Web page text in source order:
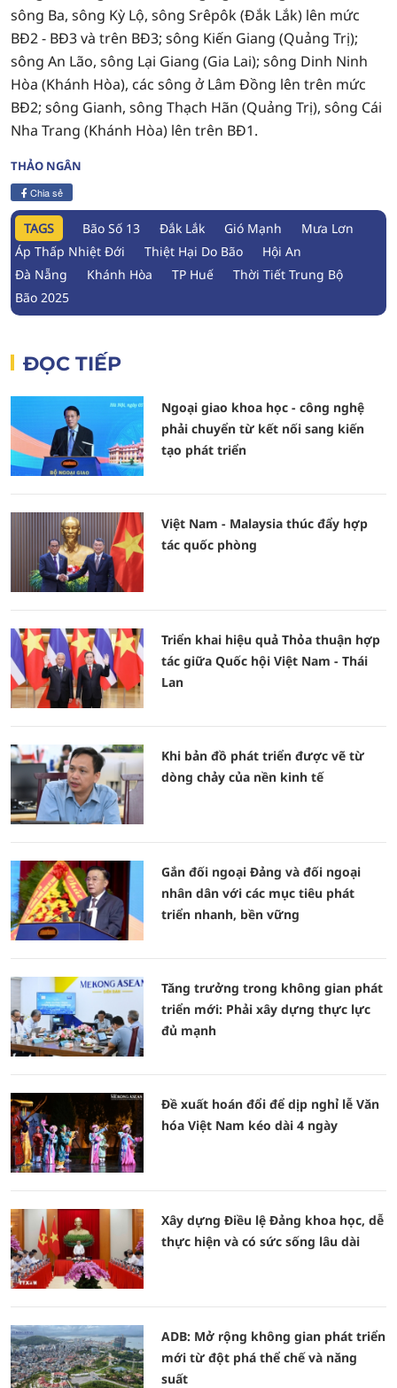
sông Ba, sông Kỳ Lộ, sông Srêpôk (Đắk Lắk) lên mức
BĐ2 - BĐ3 và trên BĐ3; sông Kiến Giang (Quảng Trị);
sông An Lão, sông Lại Giang (Gia Lai); sông Dinh Ninh
Hòa (Khánh Hòa), các sông ở Lâm Đồng lên trên mức
BĐ2; sông Gianh, sông Thạch Hãn (Quảng Trị), sông Cái
Nha Trang (Khánh Hòa) lên trên BĐ1.
THẢO NGÂN
Chia sẻ
TAGS Bão Số 13 Đắk Lắk Gió Mạnh
Mưa Lơn
Áp Thấp Nhiệt Đới
Thiệt Hại Do Bão
Hội An
Đà Nẵng
Khánh Hòa TP Huế
Thời Tiết Trung Bộ
Bão 2025
ĐỌC TIẾP
Ngoại giao khoa học - công nghệ
phải chuyển từ kết nối sang kiến
tạo phát triển
Việt Nam - Malaysia thúc đẩy hợp
tác quốc phòng
Triển khai hiệu quả Thỏa thuận hợp
tác giữa Quốc hội Việt Nam - Thái
Lan
Khi bản đồ phát triển được vẽ từ
dòng chảy của nền kinh tế
Gắn đối ngoại Đảng và đối ngoại
nhân dân với các mục tiêu phát
triển nhanh, bền vững
Tăng trưởng trong không gian phát
triển mới: Phải xây dựng thực lực
đủ mạnh
Đề xuất hoán đổi để dịp nghỉ lễ Văn
hóa Việt Nam kéo dài 4 ngày
Xây dựng Điều lệ Đảng khoa học, dễ
thực hiện và có sức sống lâu dài
ADB: Mở rộng không gian phát triển
mới từ đột phá thể chế và năng
suất